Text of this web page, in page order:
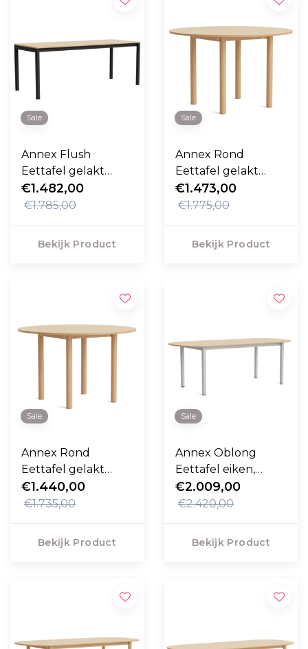
Sale
Annex Flush
Eettafel gelakt
eiken, charcoal
onderstel 200cm
€1.482,00
€1.785,00
Bekijk Product
Sale
Annex Rond
Eettafel gelakt
eiken 120cm
€1.473,00
€1.775,00
Bekijk Product
Sale
Annex Rond
Eettafel gelakt
eiken 110cm
€1.440,00
€1.735,00
Bekijk Product
Sale
Annex Oblong
Eettafel eiken,
aluminium
onderstel 240cm
€2.009,00
€2.420,00
Bekijk Product